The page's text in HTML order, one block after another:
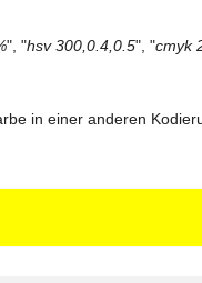
", "hsv 300,0.4,0.5", "cmyk
in einer anderen